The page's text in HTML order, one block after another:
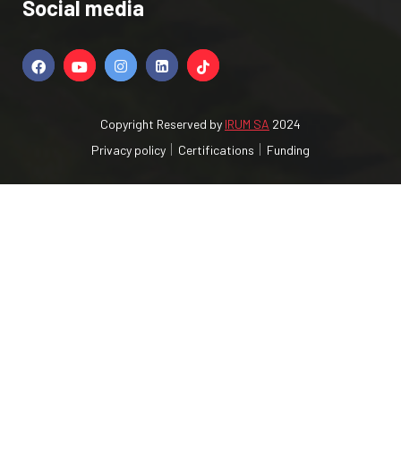
Social media
Copyright Reserved by IRUM SA 2024
Privacy policy
Certifications Funding